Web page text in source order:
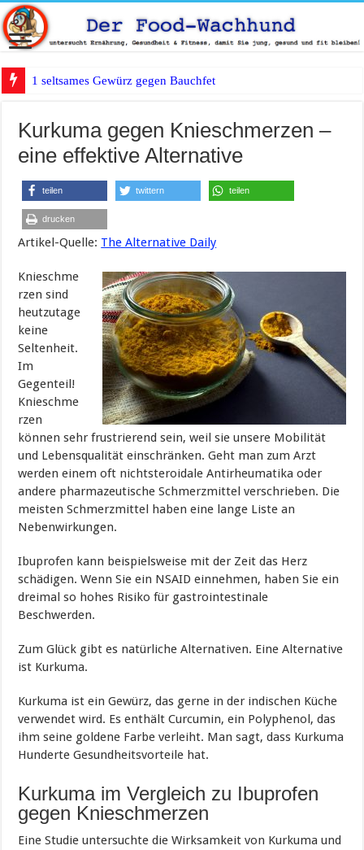
1 seltsames Gewürz gegen Bauchfett?
Kurkuma gegen Knieschmerzen –
eine effektive Alternative
teilen twittern teilen
drucken
Artikel-Quelle: The Alternative Daily
Knieschme
rzen sind
heutzutage
keine
Seltenheit.
Im
Gegenteil!
Knieschme
rzen
können sehr frustrierend sein, weil sie unsere Mobilität
und Lebensqualität einschränken. Geht man zum Arzt
werden einem oft nichtsteroidale Antirheumatika oder
andere pharmazeutische Schmerzmittel verschrieben. Die
meisten Schmerzmittel haben eine lange Liste an
Nebenwirkungen.
Ibuprofen kann beispielsweise mit der Zeit das Herz
schädigen. Wenn Sie ein NSAID einnehmen, haben Sie ein
dreimal so hohes Risiko für gastrointestinale
Beschwerden.
Zum Glück gibt es natürliche Alternativen. Eine Alternative
ist Kurkuma.
Kurkuma ist ein Gewürz, das gerne in der indischen Küche
verwendet wird. Es enthält Curcumin, ein Polyphenol, das
ihm seine goldene Farbe verleiht. Man sagt, dass Kurkuma
Hunderte Gesundheitsvorteile hat.
Kurkuma im Vergleich zu Ibuprofen
gegen Knieschmerzen
Eine Studie untersuchte die Wirksamkeit von Kurkuma und